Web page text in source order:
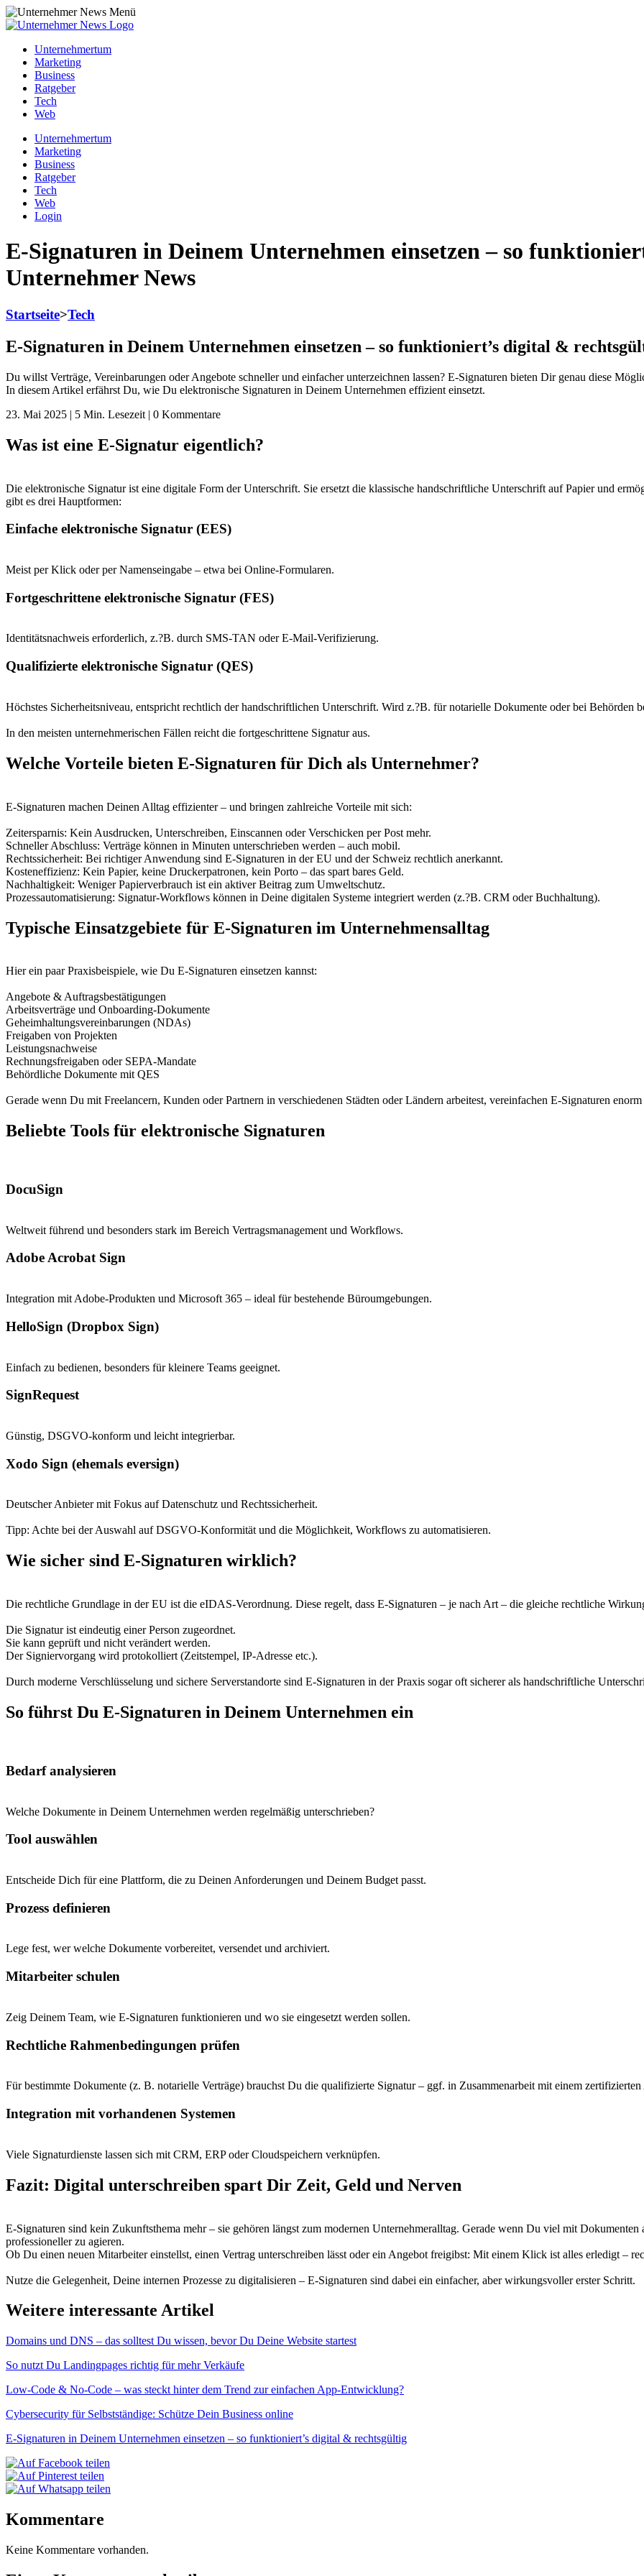
Unternehmertum
Marketing
Business
Ratgeber
Tech
Web
Unternehmertum
Marketing
Business
Ratgeber
Tech
Web
Login
E-Signaturen in Deinem Unternehmen einsetzen – so
Unternehmer News
Startseite>Tech
E-Signaturen in Deinem Unternehmen einsetzen – so funktioniert’s digital &
Du willst Verträge, Vereinbarungen oder Angebote schneller und einfacher unterzeichnen lassen? E-Signaturen bieten Dir genau diese
In diesem Artikel erfährst Du, wie Du elektronische Signaturen in Deinem Unternehmen effizient einsetzt.
23. Mai 2025 | 5 Min. Lesezeit | 0 Kommentare
Was ist eine E-Signatur eigentlich?
Die elektronische Signatur ist eine digitale Form der Unterschrift. Sie ersetzt die klassische handschriftliche Unterschrift auf Papier und
gibt es drei Hauptformen:
Einfache elektronische Signatur (EES)
Meist per Klick oder per Namenseingabe – etwa bei Online-Formularen.
Fortgeschrittene elektronische Signatur (FES)
Identitätsnachweis erforderlich, z.?B. durch SMS-TAN oder E-Mail-Verifizierung.
Qualifizierte elektronische Signatur (QES)
Höchstes Sicherheitsniveau, entspricht rechtlich der handschriftlichen Unterschrift. Wird z.?B. für notarielle Dokumente oder bei Behörden
In den meisten unternehmerischen Fällen reicht die fortgeschrittene Signatur aus.
Welche Vorteile bieten E-Signaturen für Dich als Unternehmer?
E-Signaturen machen Deinen Alltag effizienter – und bringen zahlreiche Vorteile mit sich:
Zeitersparnis: Kein Ausdrucken, Unterschreiben, Einscannen oder Verschicken per Post mehr.
Schneller Abschluss: Verträge können in Minuten unterschrieben werden – auch mobil.
Rechtssicherheit: Bei richtiger Anwendung sind E-Signaturen in der EU und der Schweiz rechtlich anerkannt.
Kosteneffizienz: Kein Papier, keine Druckerpatronen, kein Porto – das spart bares Geld.
Nachhaltigkeit: Weniger Papierverbrauch ist ein aktiver Beitrag zum Umweltschutz.
Prozessautomatisierung: Signatur-Workflows können in Deine digitalen Systeme integriert werden (z.?B. CRM oder Buchhaltung).
Typische Einsatzgebiete für E-Signaturen im Unternehmensalltag
Hier ein paar Praxisbeispiele, wie Du E-Signaturen einsetzen kannst:
Angebote & Auftragsbestätigungen
Arbeitsverträge und Onboarding-Dokumente
Geheimhaltungsvereinbarungen (NDAs)
Freigaben von Projekten
Leistungsnachweise
Rechnungsfreigaben oder SEPA-Mandate
Behördliche Dokumente mit QES
Gerade wenn Du mit Freelancern, Kunden oder Partnern in verschiedenen Städten oder Ländern arbeitest, vereinfachen E-Signaturen
Beliebte Tools für elektronische Signaturen
DocuSign
Weltweit führend und besonders stark im Bereich Vertragsmanagement und Workflows.
Adobe Acrobat Sign
Integration mit Adobe-Produkten und Microsoft 365 – ideal für bestehende Büroumgebungen.
HelloSign (Dropbox Sign)
Einfach zu bedienen, besonders für kleinere Teams geeignet.
SignRequest
Günstig, DSGVO-konform und leicht integrierbar.
Xodo Sign (ehemals eversign)
Deutscher Anbieter mit Fokus auf Datenschutz und Rechtssicherheit.
Tipp: Achte bei der Auswahl auf DSGVO-Konformität und die Möglichkeit, Workflows zu automatisieren.
Wie sicher sind E-Signaturen wirklich?
Die rechtliche Grundlage in der EU ist die eIDAS-Verordnung. Diese regelt, dass E-Signaturen – je nach Art – die gleiche rechtliche
Die Signatur ist eindeutig einer Person zugeordnet.
Sie kann geprüft und nicht verändert werden.
Der Signiervorgang wird protokolliert (Zeitstempel, IP-Adresse etc.).
Durch moderne Verschlüsselung und sichere Serverstandorte sind E-Signaturen in der Praxis sogar oft sicherer als handschriftliche
So führst Du E-Signaturen in Deinem Unternehmen ein
Bedarf analysieren
Welche Dokumente in Deinem Unternehmen werden regelmäßig unterschrieben?
Tool auswählen
Entscheide Dich für eine Plattform, die zu Deinen Anforderungen und Deinem Budget passt.
Prozess definieren
Lege fest, wer welche Dokumente vorbereitet, versendet und archiviert.
Mitarbeiter schulen
Zeig Deinem Team, wie E-Signaturen funktionieren und wo sie eingesetzt werden sollen.
Rechtliche Rahmenbedingungen prüfen
Für bestimmte Dokumente (z. B. notarielle Verträge) brauchst Du die qualifizierte Signatur – ggf. in Zusammenarbeit mit einem zertifizierten
Integration mit vorhandenen Systemen
Viele Signaturdienste lassen sich mit CRM, ERP oder Cloudspeichern verknüpfen.
Fazit: Digital unterschreiben spart Dir Zeit, Geld und Nerven
E-Signaturen sind kein Zukunftsthema mehr – sie gehören längst zum modernen Unternehmeralltag. Gerade wenn Du viel mit
professioneller zu agieren.
Ob Du einen neuen Mitarbeiter einstellst, einen Vertrag unterschreiben lässt oder ein Angebot freigibst: Mit einem Klick ist alles erledigt –
Nutze die Gelegenheit, Deine internen Prozesse zu digitalisieren – E-Signaturen sind dabei ein einfacher, aber wirkungsvoller erster Schritt.
Weitere interessante Artikel
Domains und DNS – das solltest Du wissen, bevor Du Deine Website startest
So nutzt Du Landingpages richtig für mehr Verkäufe
Low-Code & No-Code – was steckt hinter dem Trend zur einfachen App-Entwicklung?
Cybersecurity für Selbstständige: Schütze Dein Business online
E-Signaturen in Deinem Unternehmen einsetzen – so funktioniert’s digital & rechtsgültig
Kommentare
Keine Kommentare vorhanden.